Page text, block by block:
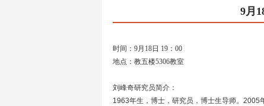
9月
时间：9月18日 19：00
地点：教五楼5306教室
刘峰奇研究员简介：
1963年生，博士，研究员，博士生导师。2005